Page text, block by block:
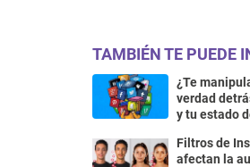
TAMBIÉN TE PUEDE
¿Te
verdad
y tu estado
Filtros de
afectan la